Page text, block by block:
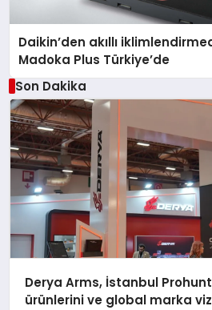
Daikin’den akıllı
Madoka Plus Türkiye’de
Son Dakika
Derya Arms, İstanbul
ürünlerini ve global marka